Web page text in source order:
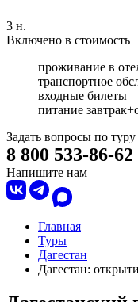
3 н.
Включено в стоимость
проживание в
транспортное
входные билеты
питание
Задать вопросы по туру
8 800 533-86-62
Напишите нам
Главная
Туры
Дагестан
Дагестан: